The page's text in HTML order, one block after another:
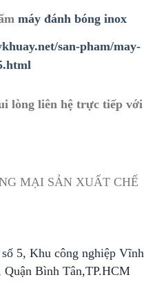
máy đánh bóng inox
san-pham/may-
lòng liên hệ trực tiếp với
MẠI SẢN XUẤT CHẾ
5, Khu công nghiệp Vĩnh
Bình Tân,TP.HCM